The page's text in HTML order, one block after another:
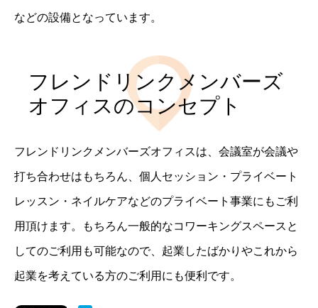
などの設備となっています。
フレンドリンクメンバーズ
オフィスのコンセプト
フレンドリンクメンバーズオフィスは、会議室が会議や
打ち合わせはもちろん、個人セッション・プライベート
レッスン・ネイルケアなどのプライベート事業にもご利
用頂けます。もちろん一般的なコワーキングスペースと
してのご利用も可能なので、起業したばかりやこれから
起業を考えている方のご利用にも便利です。